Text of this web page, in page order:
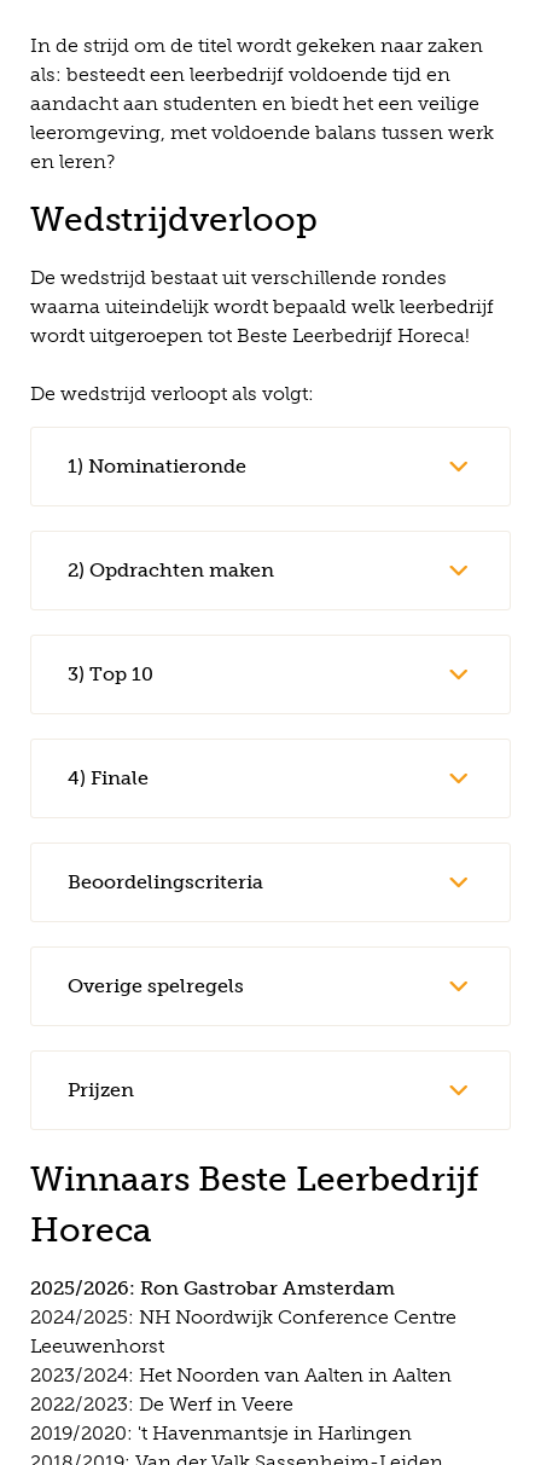
In de strijd om de titel wordt gekeken naar zaken
als: besteedt een leerbedrijf voldoende tijd en
aandacht aan studenten en biedt het een veilige
leeromgeving, met voldoende balans tussen werk
en leren?
Wedstrijdverloop
De wedstrijd bestaat uit verschillende rondes
waarna uiteindelijk wordt bepaald welk leerbedrijf
wordt uitgeroepen tot Beste Leerbedrijf Horeca!
De wedstrijd verloopt als volgt:
1) Nominatieronde
2) Opdrachten maken
3) Top 10
4) Finale
Beoordelingscriteria
Overige spelregels
Prijzen
Winnaars Beste Leerbedrijf
Horeca
2025/2026: Ron Gastrobar Amsterdam
2024/2025: NH Noordwijk Conference Centre
Leeuwenhorst
2023/2024: Het Noorden van Aalten in Aalten
2022/2023: De Werf in Veere
2019/2020: 't Havenmantsje in Harlingen